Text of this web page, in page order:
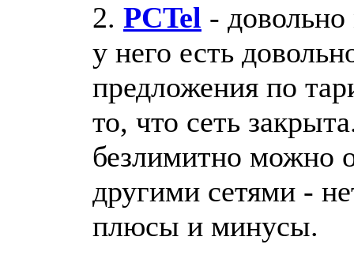
2. PCTel -
у него есть
предложения по
то, что сеть
безлимитно можно
другими сетями -
плюсы и минусы.